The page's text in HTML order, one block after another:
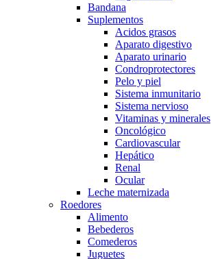
Bandana
Suplementos
Acidos grasos
Aparato digestivo
Aparato urinario
Condroprotectores
Pelo y piel
Sistema inmunitario
Sistema nervioso
Vitaminas y minerales
Oncológico
Cardiovascular
Hepático
Renal
Ocular
Leche maternizada
Roedores
Alimento
Bebederos
Comederos
Juguetes